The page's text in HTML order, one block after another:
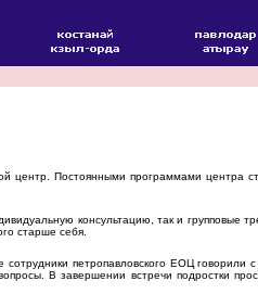
Постоянными программами центра
консультацию, так и групповые
старше себя.
петропавловского ЕОЦ
В завершении встречи подростки